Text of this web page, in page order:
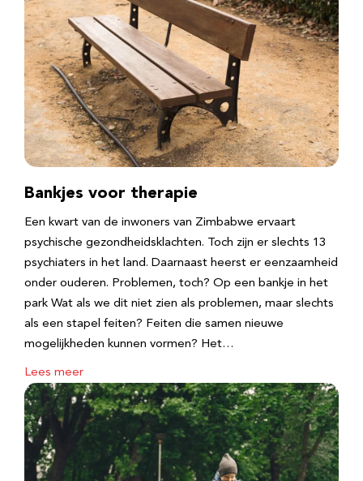
Bankjes voor therapie
Een kwart van de inwoners van Zimbabwe ervaart
psychische gezondheidsklachten. Toch zijn er slechts 13
psychiaters in het land. Daarnaast heerst er eenzaamheid
onder ouderen. Problemen, toch? Op een bankje in het
park Wat als we dit niet zien als problemen, maar slechts
als een stapel feiten? Feiten die samen nieuwe
mogelijkheden kunnen vormen? Het…
Lees meer